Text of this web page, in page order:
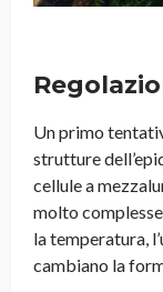
Un primo
strutture
cellule a
molto
la temperatura,
cambiano la